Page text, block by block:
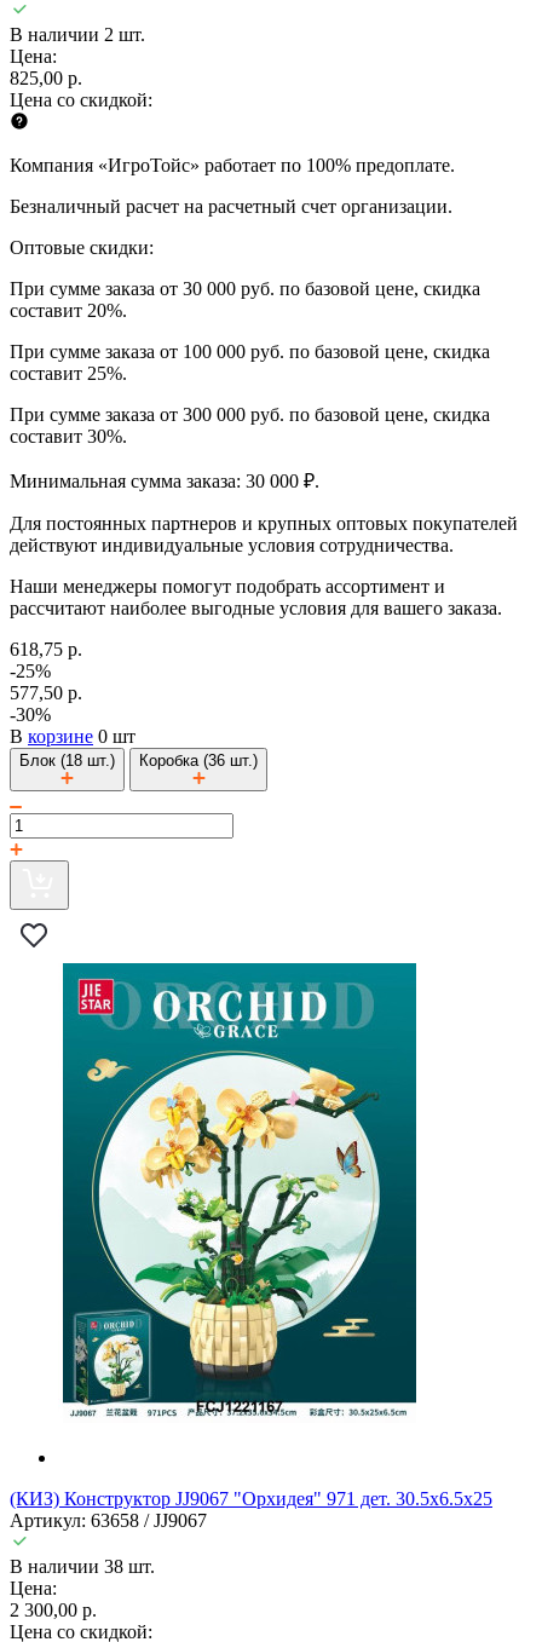
В наличии 2 шт.
Цена:
825,00 р.
Цена со скидкой:
Компания «ИгроТойс» работает по 100% предоплате.
Безналичный расчет на расчетный счет организации.
Оптовые скидки:
При сумме заказа от 30 000 руб. по базовой цене, скидка
составит 20%.
При сумме заказа от 100 000 руб. по базовой цене, скидка
составит 25%.
При сумме заказа от 300 000 руб. по базовой цене, скидка
составит 30%.
Минимальная сумма заказа: 30 000 ₽.
Для постоянных партнеров и крупных оптовых покупателей
действуют индивидуальные условия сотрудничества.
Наши менеджеры помогут подобрать ассортимент и
рассчитают наиболее выгодные условия для вашего заказа.
618,75 р.
-25%
577,50 р.
-30%
В корзине 0 шт
Блок (18 шт.) Коробка (36 шт.)
(КИЗ) Конструктор JJ9067 "Орхидея" 971 дет. 30.5х6.5х25
Артикул: 63658 / JJ9067
В наличии 38 шт.
Цена:
2 300,00 р.
Цена со скидкой: